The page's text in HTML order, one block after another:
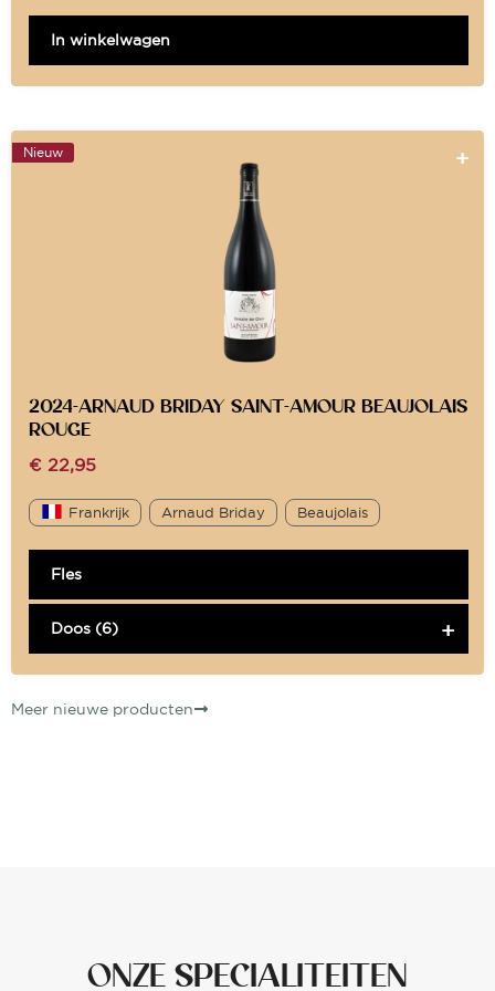
In winkelwagen
Nieuw
2024-ARNAUD BRIDAY SAINT-AMOUR BEAUJOLAIS
ROUGE
€ 22,95
Frankrijk Arnaud Briday Beaujolais
Fles
Doos (6)
Meer nieuwe producten
ONZE SPECIALITEITEN